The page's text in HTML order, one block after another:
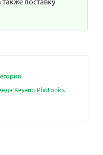
Keyang Photonics